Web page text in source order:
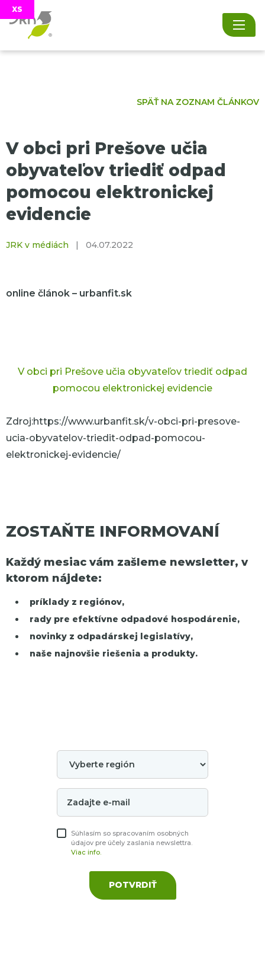
SPÄŤ NA ZOZNAM ČLÁNKOV
V obci pri Prešove učia
obyvateľov triediť odpad
pomocou elektronickej
evidencie
JRK v médiách 04.07.2022
online článok – urbanfit.sk
V obci pri Prešove učia obyvateľov triediť odpad
pomocou elektronickej evidencie
Zdroj:https://www.urbanfit.sk/v-obci-pri-presove-
ucia-obyvatelov-triedit-odpad-pomocou-
elektronickej-evidencie/
ZOSTAŇTE INFORMOVANÍ
Každý mesiac vám zašleme newsletter, v
ktorom nájdete:
príklady z regiónov,
rady pre efektívne odpadové hospodárenie,
novinky z odpadárskej legislatívy,
naše najnovšie riešenia a produkty.
Súhlasím so spracovaním osobných
údajov pre účely zaslania newslettra.
Viac info.
POTVRDIŤ